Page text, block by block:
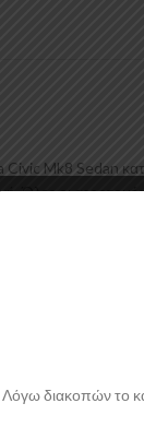
Civic Mk8 Sedan
Όλες οι
την καλύτερη
σας.
Sedan
Λόγω διακοπών το